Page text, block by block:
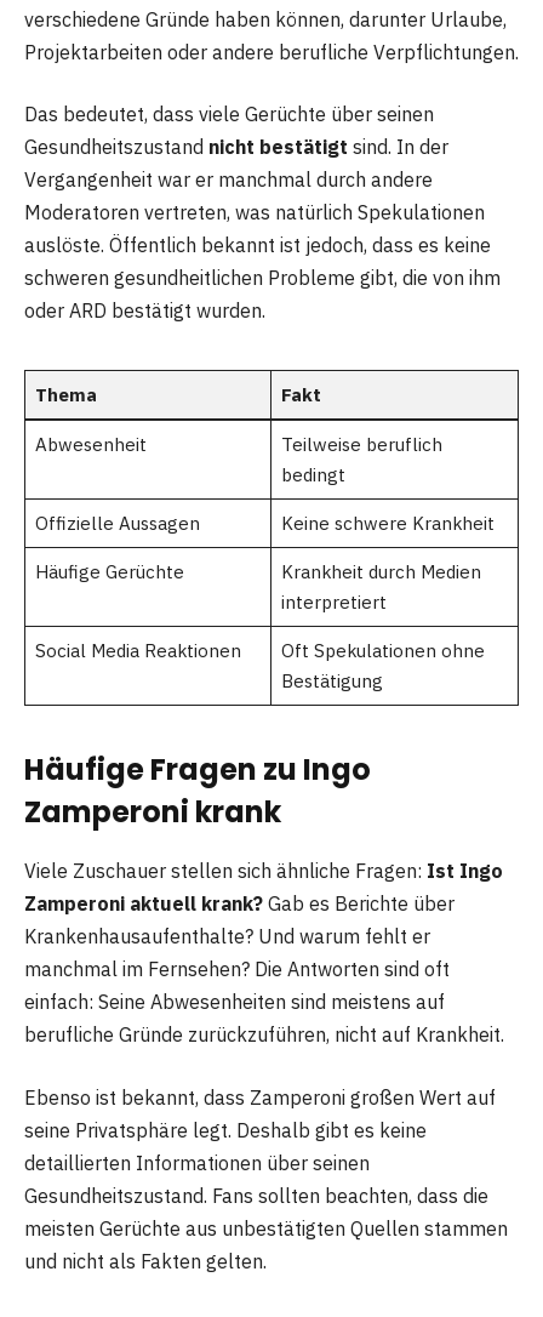
verschiedene Gründe haben können, darunter Urlaube,
Projektarbeiten oder andere berufliche Verpflichtungen.
Das bedeutet, dass viele Gerüchte über seinen
Gesundheitszustand nicht bestätigt sind. In der
Vergangenheit war er manchmal durch andere
Moderatoren vertreten, was natürlich Spekulationen
auslöste. Öffentlich bekannt ist jedoch, dass es keine
schweren gesundheitlichen Probleme gibt, die von ihm
oder ARD bestätigt wurden.
Thema Fakt
Abwesenheit
Teilweise beruflich
bedingt
Offizielle Aussagen Keine schwere Krankheit
Häufige Gerüchte
Krankheit durch Medien
interpretiert
Social Media Reaktionen
Oft Spekulationen ohne
Bestätigung
Häufige Fragen zu Ingo
Zamperoni krank
Viele Zuschauer stellen sich ähnliche Fragen: Ist Ingo
Zamperoni aktuell krank? Gab es Berichte über
Krankenhausaufenthalte? Und warum fehlt er
manchmal im Fernsehen? Die Antworten sind oft
einfach: Seine Abwesenheiten sind meistens auf
berufliche Gründe zurückzuführen, nicht auf Krankheit.
Ebenso ist bekannt, dass Zamperoni großen Wert auf
seine Privatsphäre legt. Deshalb gibt es keine
detaillierten Informationen über seinen
Gesundheitszustand. Fans sollten beachten, dass die
meisten Gerüchte aus unbestätigten Quellen stammen
und nicht als Fakten gelten.